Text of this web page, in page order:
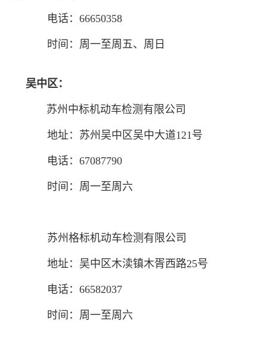
电话：66650358
时间：周一至周五、周日
吴中区：
苏州中标机动车检测有限公司
地址：苏州吴中区吴中大道121号
电话：67087790
时间：周一至周六
苏州格标机动车检测有限公司
地址：吴中区木渎镇木胥西路25号
电话：66582037
时间：周一至周六